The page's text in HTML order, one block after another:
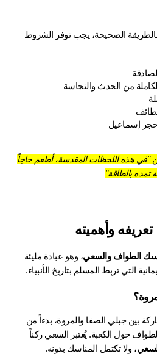
بالطريقة الصحيحة، يجب توفر الشروط
من الحدث والنجاسة
إسماعيل
اللحظات المقدسة، أطعم حاجاً
بالطاقة"
وأهميته
والسعي
، وهو عبادة مليئة
تربط المسلم بتاريخ الأنبياء.
السعي هو التنقل سبع مرات مباركة بين جبلي الصفا والمروة، بدءاً من
الصفا وانتهاءً بالمروة، بعد أداء الطواف حول الكعبة. يُعتبر السعي ركناً
، ولا تكتمل المناسك بدونه.